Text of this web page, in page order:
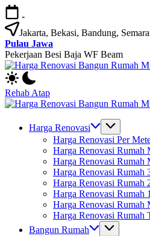
Skip
to
content
-
Jakarta, Bekasi, Bandung,
Pulau Jawa
Pekerjaan Besi Baja WF Beam
Jasa
Bangun
Rumah
dan
Rumah
Rehab Atap
Bangun
Rumah
Harga Renovasi
Harga Renovasi Per
Harga Renovasi Rumah
Harga Renovasi Rumah
Harga Renovasi Rumah
Harga Renovasi Rumah
Harga Renovasi Rumah
Harga Renovasi Rumah
Harga Renovasi Rumah
Bangun Rumah